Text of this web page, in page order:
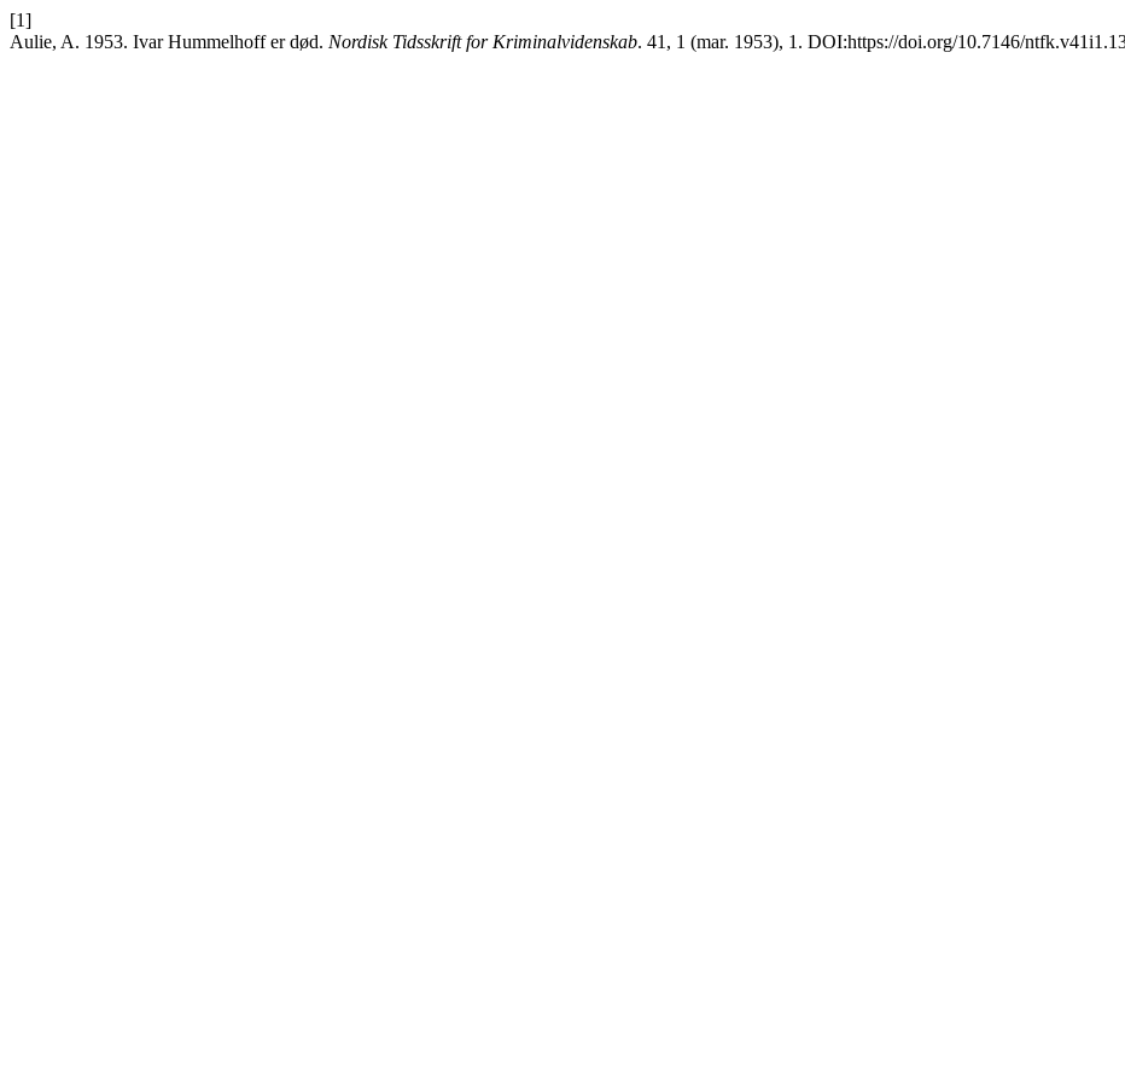
[1]
Aulie, A. 1953. Ivar Hummelhoff er død. Nordisk Tidsskrift for Kriminalvidenskab. 41, 1 (mar. 1953), 1. DOI:https://doi.org/10.7146/